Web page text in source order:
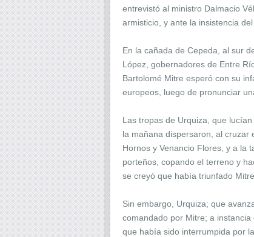
entrevistó al ministro Dalmacio
armisticio, y ante la insistencia
En la cañada de Cepeda, al sur
López, gobernadores de Entre
Bartolomé Mitre esperó con su
europeos, luego de pronunciar
Las tropas de Urquiza, que
la mañana dispersaron, al cruzar
Hornos y Venancio Flores, y a la
porteños, copando el terreno y
se creyó que había triunfado Mitre.
Sin embargo, Urquiza; que
comandado por Mitre; a
que había sido interrumpida por